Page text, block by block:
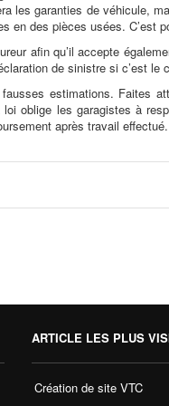
les garanties de véhicule,
en des pièces usées. C’est
afin qu’il accepte
de sinistre si c’est le
estimations. Faites
oblige les garagistes à
après travail effectué.
ARTICLE LES PLUS
Création de site VTC